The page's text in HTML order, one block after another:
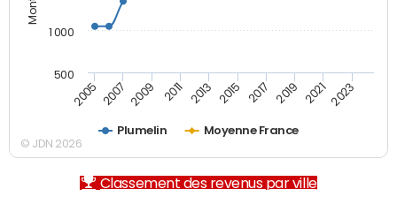
Plumelin Moyenne France
2005 2007 2009 2011 2013 2015 2017 2019 2021 2023
500
1 000
© JDN 2026
Classement des revenus par ville